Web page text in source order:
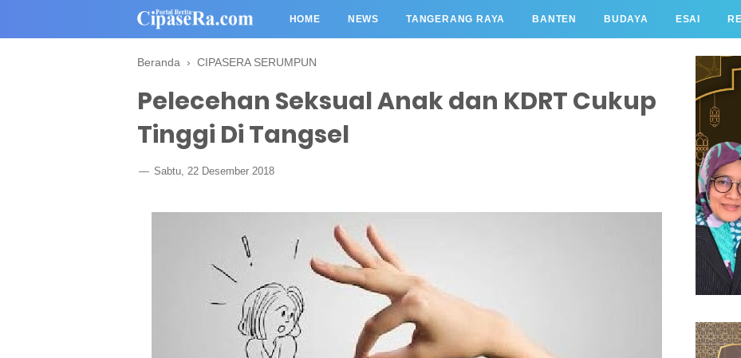
HOME NEWS TANGERANG RAYA BANTEN BUDAYA ESAI
Beranda › CIPASERA SERUMPUN
Pelecehan Seksual Anak dan KDRT Cukup
Tinggi Di Tangsel
Sabtu, 22 Desember 2018